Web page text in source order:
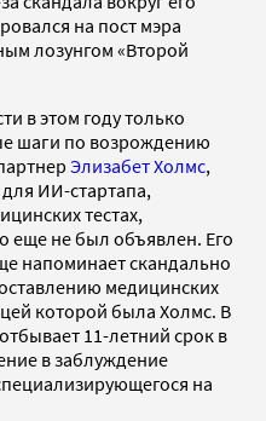
на пост мэра
лозунгом «Второй
в этом году только
шаги по возрождению
Элизабет Холмс,
ИИ-стартапа,
тестах,
еще не был объявлен. Его
напоминает скандально
медицинских
которой была Холмс. В
11-летний срок в
в заблуждение
на